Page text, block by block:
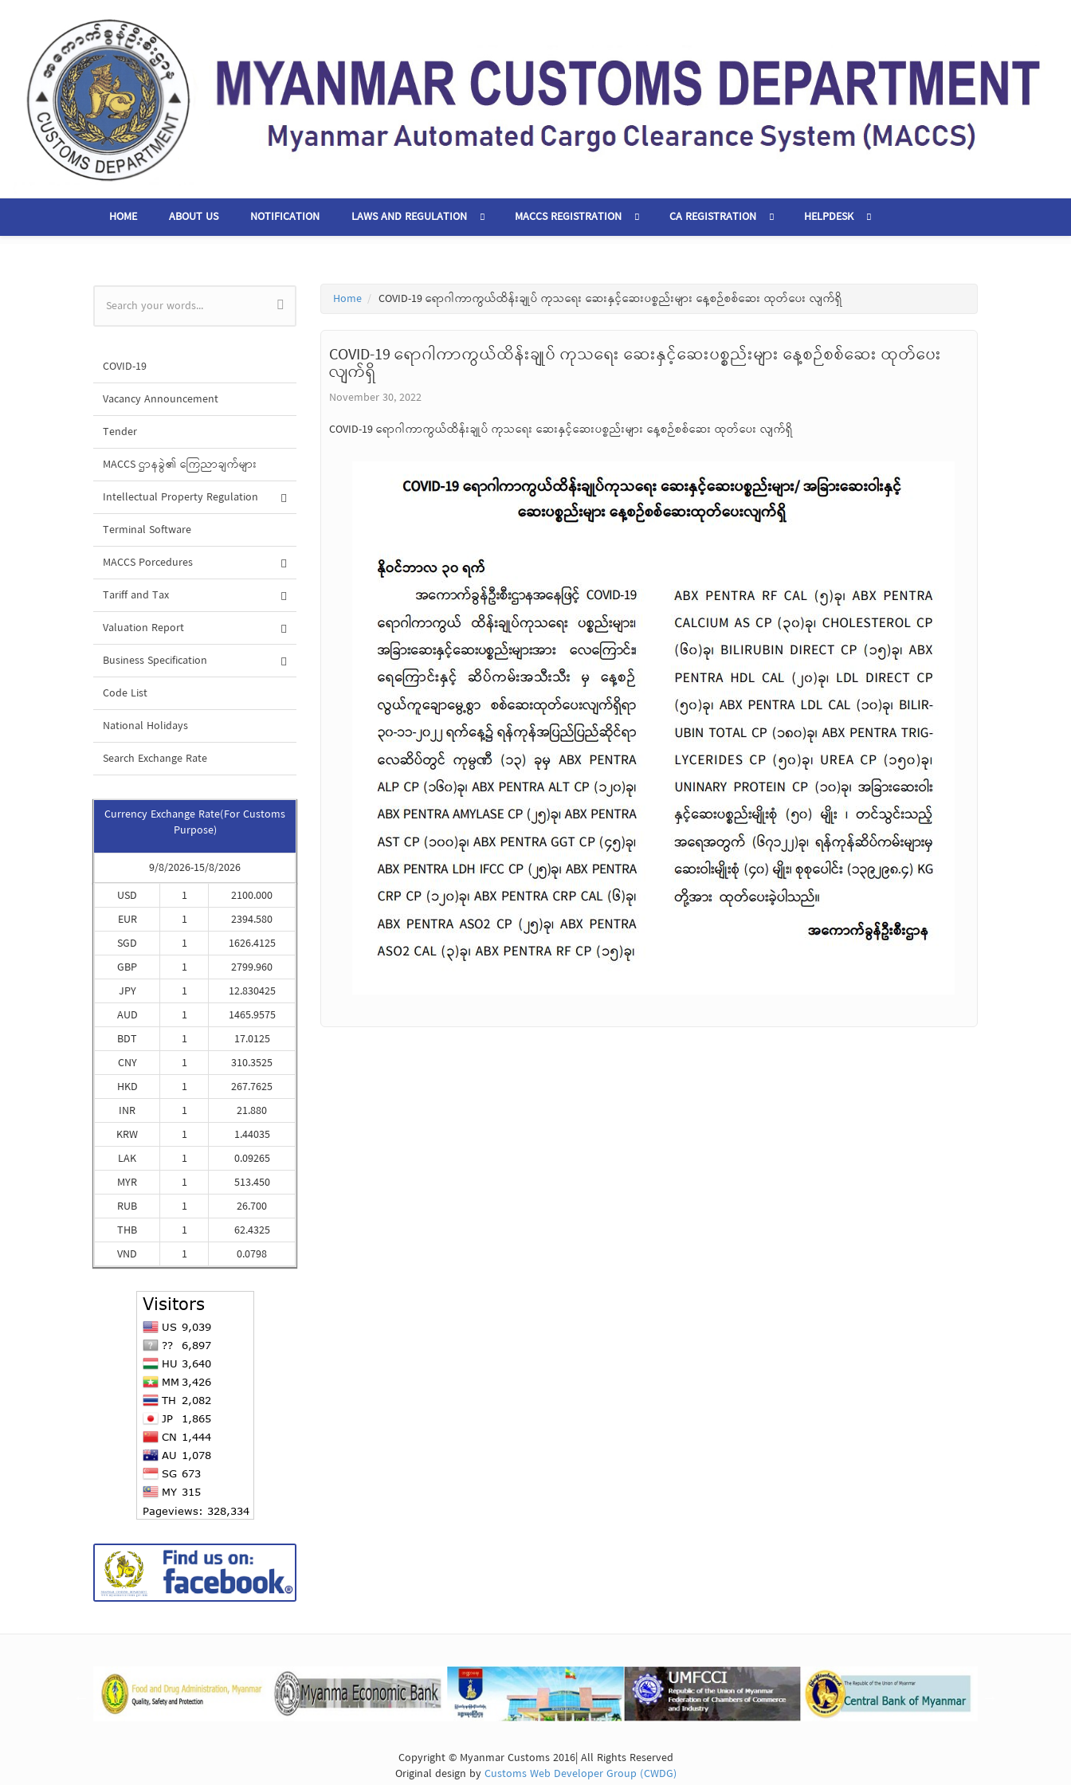
HOME ABOUT US NOTIFICATION LAWS AND REGULATION MACCS REGISTRATION CA REGISTRATION HELPDESK
Search form
COVID-19
Vacancy Announcement
Tender
MACCS ဌာနခွဲ၏ ကြေညာချက်များ
Intellectual Property Regulation
Terminal Software
MACCS Porcedures
Tariff and Tax
Valuation Report
Business Specification
Code List
National Holidays
Search Exchange Rate
Currency Exchange Rate(For Customs
Purpose)
9/8/2026-15/8/2026
USD
EUR
SGD
GBP
JPY
AUD
BDT
CNY
HKD
INR
KRW
LAK
MYR
RUB
THB
VND
1
1
1
1
1
1
1
1
1
1
1
1
1
1
1
1
2100.000
2394.580
1626.4125
2799.960
12.830425
1465.9575
17.0125
310.3525
267.7625
21.880
1.44035
0.09265
513.450
26.700
62.4325
0.0798
Home COVID-19 ရောဂါကာကွယ်ထိန်းချုပ် ကုသရေး ဆေးနှင့်ဆေးပစ္စည်းများ နေ့စဉ်စစ်ဆေး ထုတ်ပေး လျက်ရှိ
COVID-19 ရောဂါကာကွယ်ထိန်းချုပ် ကုသရေး ဆေးနှင့်ဆေးပစ္စည်းများ နေ့စဉ်စစ်ဆေး ထုတ်ပေး
လျက်ရှိ
November 30, 2022
COVID-19 ရောဂါကာကွယ်ထိန်းချုပ် ကုသရေး ဆေးနှင့်ဆေးပစ္စည်းများ နေ့စဉ်စစ်ဆေး ထုတ်ပေး လျက်ရှိ
Copyright © Myanmar Customs 2016| All Rights Reserved
Original design byCustoms Web Developer Group (CWDG)